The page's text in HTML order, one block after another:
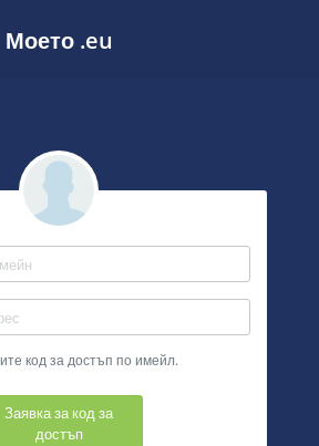
Моето .eu
код за достъп по имейл.
Заявка за код за
достъп